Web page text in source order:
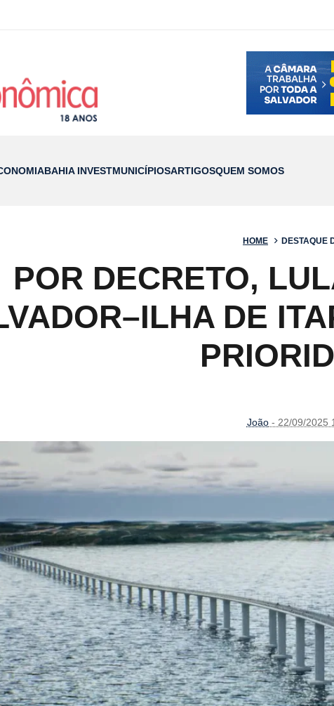
BAHIA INVESTMUNICÍPIOSARTIGOSQUEM SOMOS
HOME DESTAQUE
POR DECRETO,
DE
João- 22/09/2025